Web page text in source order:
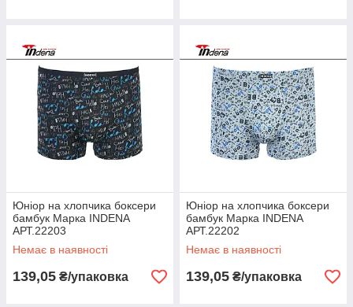
Юніор на хлопчика боксери
бамбук Марка INDENA
АРТ.22203
Немає в наявності
139,05 ₴/упаковка
Юніор на хлопчика боксери
бамбук Марка INDENA
АРТ.22202
Немає в наявності
139,05 ₴/упаковка